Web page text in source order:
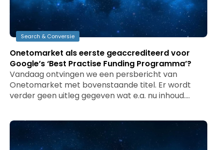
Search & Conversie
Onetomarket als eerste geaccrediteerd voor
Google’s ‘Best Practise Funding Programma’?
Vandaag ontvingen we een persbericht van
Onetomarket met bovenstaande titel. Er wordt
verder geen uitleg gegeven wat e.a. nu inhoud.…